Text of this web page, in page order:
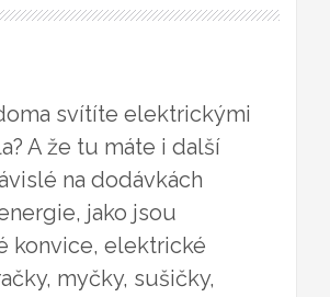
svítíte elektrickými
A že tu máte i další
na dodávkách
jako jsou
konvice, elektrické
myčky, sušičky,